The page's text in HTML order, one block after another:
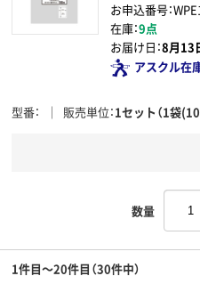
お申込番号：
在庫：9点
お届け日：8月13
アスクル在
型番 販売単位 1セット（1袋
数量
1件目～20件目（30件中）